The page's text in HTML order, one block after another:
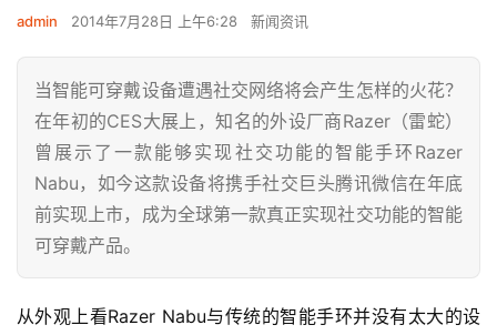
admin 2014年7月28日 上午6:28 新闻资讯
当智能可穿戴设备遭遇社交网络将会产生怎样的火花？
在年初的CES大展上，知名的外设厂商Razer（雷蛇）
曾展示了一款能够实现社交功能的智能手环Razer
Nabu，如今这款设备将携手社交巨头腾讯微信在年底
前实现上市，成为全球第一款真正实现社交功能的智能
可穿戴产品。
从外观上看Razer Nabu与传统的智能手环并没有太大的设